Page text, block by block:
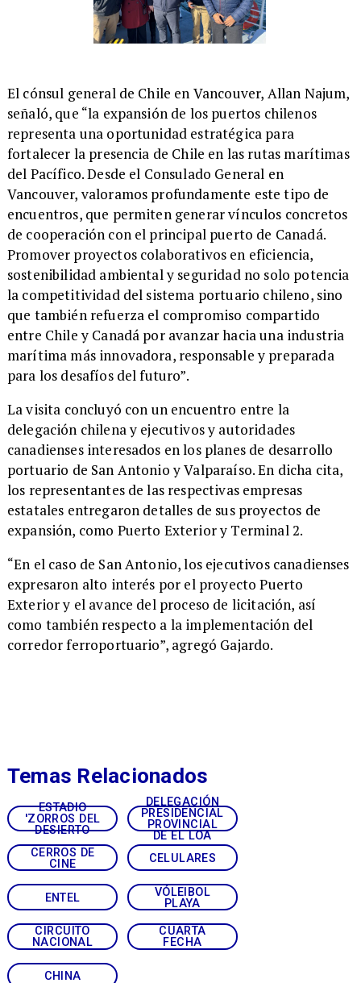
​El cónsul general de Chile en Vancouver, Allan Najum,
señaló, que “la expansión de los puertos chilenos
representa una oportunidad estratégica para
fortalecer la presencia de Chile en las rutas marítimas
del Pacífico. Desde el Consulado General en
Vancouver, valoramos profundamente este tipo de
encuentros, que permiten generar vínculos concretos
de cooperación con el principal puerto de Canadá.
Promover proyectos colaborativos en eficiencia,
sostenibilidad ambiental y seguridad no solo potencia
la competitividad del sistema portuario chileno, sino
que también refuerza el compromiso compartido
entre Chile y Canadá por avanzar hacia una industria
marítima más innovadora, responsable y preparada
para los desafíos del futuro”.
​La visita concluyó con un encuentro entre la
delegación chilena y ejecutivos y autoridades
canadienses interesados en los planes de desarrollo
portuario de San Antonio y Valparaíso. En dicha cita,
los representantes de las respectivas empresas
estatales entregaron detalles de sus proyectos de
expansión, como Puerto Exterior y Terminal 2.
​“En el caso de San Antonio, los ejecutivos canadienses
expresaron alto interés por el proyecto Puerto
Exterior y el avance del proceso de licitación, así
como también respecto a la implementación del
corredor ferroportuario”, agregó Gajardo.
ESTADIO
'ZORROS DEL
DESIERTO
DELEGACIÓN
PRESIDENCIAL
PROVINCIAL
DE EL LOA
CERROS DE
CINE
CELULARES
ENTEL
VÓLEIBOL
PLAYA
CIRCUITO
NACIONAL
CUARTA
FECHA
CHINA
Temas Relacionados